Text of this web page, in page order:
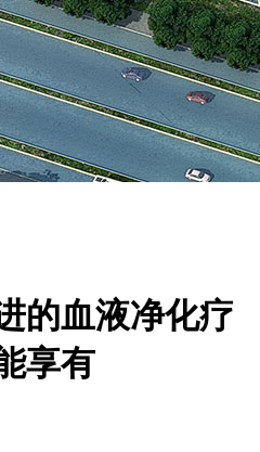
的血液净化疗
享有